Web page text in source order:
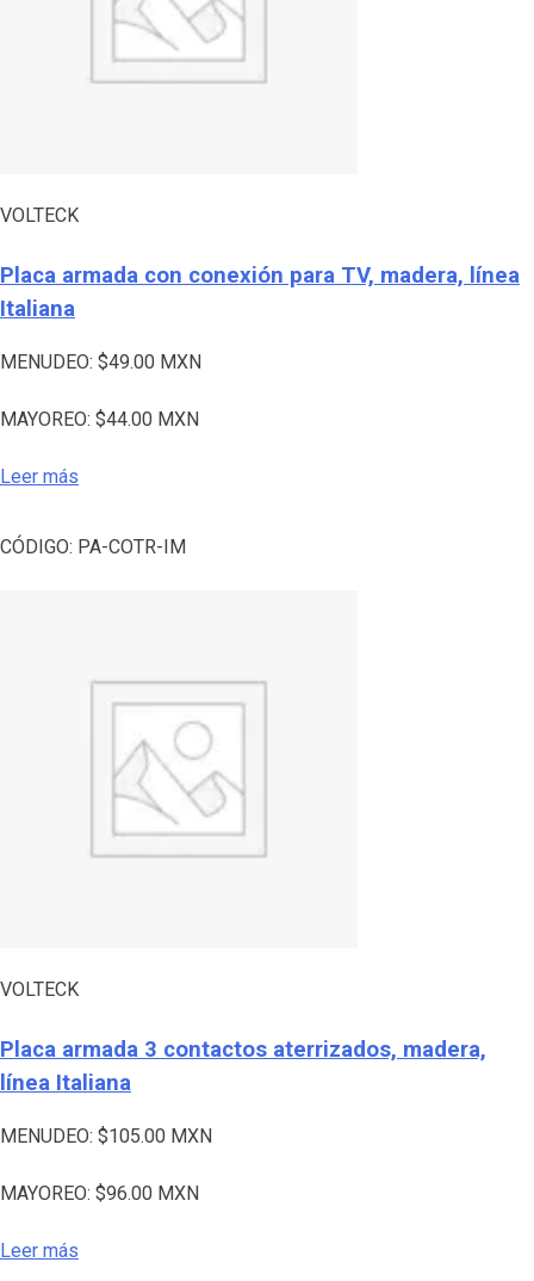
VOLTECK
Placa armada con conexión para TV, madera, línea
Italiana
MENUDEO: $49.00 MXN
MAYOREO: $44.00 MXN
Leer más
CÓDIGO: PA-COTR-IM
VOLTECK
Placa armada 3 contactos aterrizados, madera,
línea Italiana
MENUDEO: $105.00 MXN
MAYOREO: $96.00 MXN
Leer más